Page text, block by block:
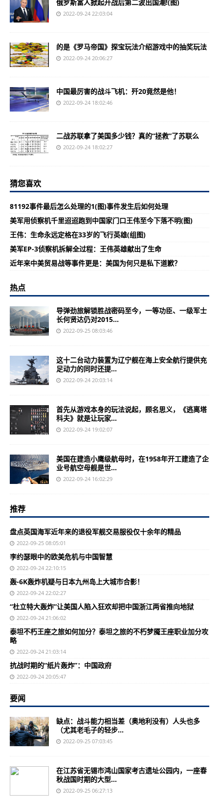
俄罗斯富人掀起开战后第二波出国潮!(图)
2022-09-24 22:03:04
的是《罗马帝国》探宝玩法介绍游戏中的抽奖玩法
2022-09-24 20:06:27
中国最厉害的战斗飞机：歼20竟然是他！
2022-09-24 18:02:46
二战苏联拿了美国多少钱？真的“拯救”了苏联么
2022-09-24 18:02:27
猜您喜欢
81192事件最后怎么处理的1(图)事件发生后如何处理
美军用侦察机千里迢迢跑到中国家门口王伟至今下落不明(图)
王伟：生命永远定格在33岁的飞行英雄(组图)
美军EP-3侦察机拆解全过程：王伟英雄献出了生命
近年来中美贸易战等事件更是：美国为何只是私下道歉？
热点
导弹劲旅解锁胜战密码至今，一等功臣、一级军士
长何贤达仍对2015...
2022-09-25 08:03:46
这十二台动力装置为辽宁舰在海上安全航行提供充
足动力的同时还提...
2022-09-24 20:03:14
首先从游戏本身的玩法说起，顾名思义，《逃离塔
科夫》就是让玩家...
2022-09-24 19:02:07
美国在建造小鹰级航母时，在1958年开工建造了企
业号航空母舰是世...
2022-09-24 16:02:29
推荐
盘点英国海军近年来的退役军舰交易服役仅十余年的精品
2022-09-25 08:05:01
李约瑟眼中的欧美危机与中国智慧
2022-09-24 22:10:15
轰-6K轰炸机疑与日本九州岛上大城市合影！
2022-09-24 22:02:27
“杜立特大轰炸”让美国人陷入狂欢却把中国浙江两省推向地狱
2022-09-24 21:06:02
泰坦不朽王座之旅如何加分？泰坦之旅的不朽梦魇王座职业加分攻
略
2022-09-24 21:03:14
抗战时期的“纸片轰炸”：中国政府
2022-09-24 20:05:47
要闻
缺点：战斗能力相当差（奥地利没有）人头也多
（尤其老毛子的轻步...
2022-09-25 07:03:45
在江苏省无锡市鸿山国家考古遗址公园内，一座春
秋战国时期的大型...
2022-09-25 06:27:13